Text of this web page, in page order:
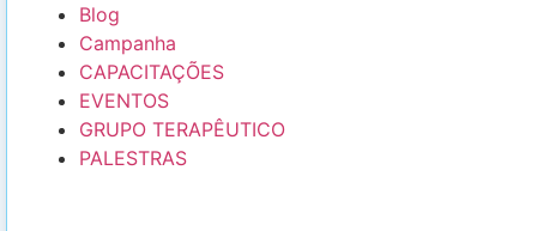
Blog
Campanha
CAPACITAÇÕES
EVENTOS
GRUPO TERAPÊUTICO
PALESTRAS